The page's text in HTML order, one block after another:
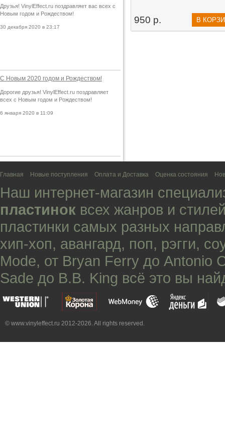
Друзья! VinylEffect.ru поздравляет вас всех с
Новым годом и Рождеством!
30 декабря 2020 в 23:17
С Новым 2020 годом и Рождеством!
Дорогие друзья! VinylEffect.ru поздравляет
всех с Новым годом и Рождеством!
6 января 2020 в 11:09
950 р. В
Главная Новые поступления Оплата и Доставка Оценка состояния
Наш интернет-магазин
пластинок всех жанров и
пластинки самых разных
хип-хоп, авангард, поп, рэгги,
Mode, от Bryan Ferry до Antonio
Sade до B.B. King всё это вы
© www.vinyleffect.ru 2012-2026. All rights reserved.